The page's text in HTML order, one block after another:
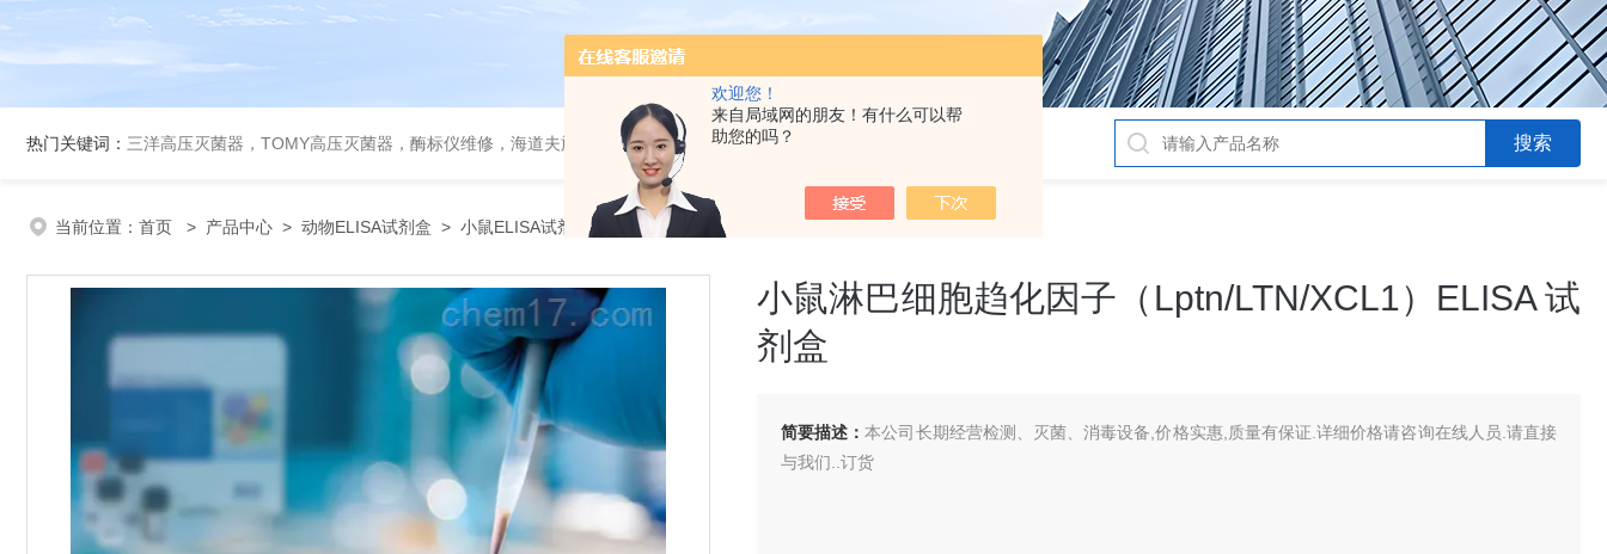
欢迎您！
来自局域网的朋友！有什么可以帮
助您的吗？
热门关键词： 三洋高压灭菌器，TOMY高压灭菌器，酶标仪维修，海道夫旋转蒸发仪
当前位置： 首页 > 产品中心 > 动物ELISA试剂盒 > 小鼠ELISA试剂盒> 小鼠淋巴细胞趋化因子（Lptn/LTN/XCL1）ELISA 试剂盒
小鼠淋巴细胞趋化因子（Lptn/LTN/XCL1）ELISA 试
剂盒
简要描述：本公司长期经营检测、灭菌、消毒设备,价格实惠,质量有保证.详细价格请咨询在线人员.请直接
与我们..订货